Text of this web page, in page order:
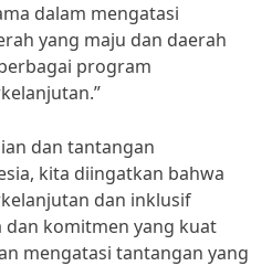
dalam mengatasi
yang maju dan daerah
program
dan tantangan
kita diingatkan bahwa
dan inklusif
komitmen yang kuat
mengatasi tantangan yang